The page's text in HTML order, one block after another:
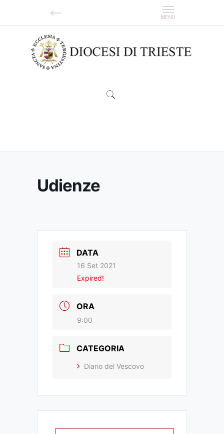
Udienze
DATA
16 Set 2021
Expired!
ORA
9:00
CATEGORIA
Diario del Vescovo